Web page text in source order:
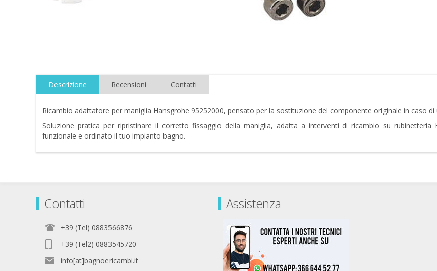
Descrizione Recensioni Contatti
Ricambio adattatore per maniglia Hansgrohe 95252000, pensato per la sostituzione del componente originale in caso
Soluzione pratica per ripristinare il corretto fissaggio della maniglia, adatta a interventi di ricambio su rubinetteria
funzionale e ordinato il tuo impianto bagno.
Contatti
+39 (Tel) 0883566876
+39 (Tel2) 0883545720
info[at]bagnoericambi.it
Assistenza